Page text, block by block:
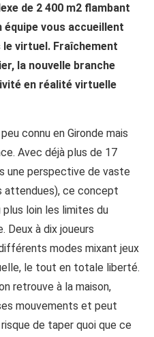
de 2 400 m2 flambant
équipe vous accueillent
le virtuel. Fraîchement
la nouvelle branche
en réalité virtuelle
connu en Gironde mais
Avec déjà plus de 17
une perspective de vaste
attendues), ce concept
plus loin les limites du
Deux à dix joueurs
modes mixant jeux
le tout en totale liberté.
retrouve à la maison,
mouvements et peut
de taper quoi que ce